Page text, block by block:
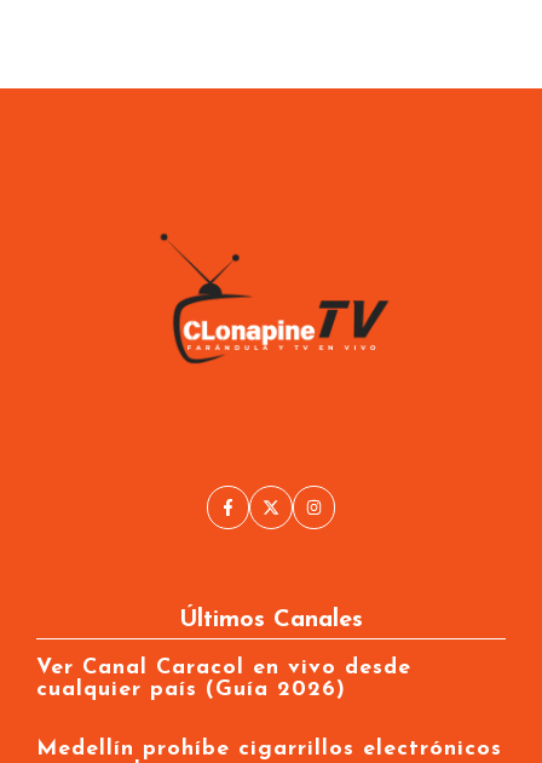
Últimos Canales
Ver Canal Caracol en vivo desde
cualquier país (Guía 2026)
Medellín prohíbe cigarrillos electrónicos